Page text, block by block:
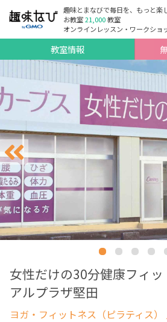
趣味とまなびで毎日を、もっと楽
お教室21,000教室
オンラインレッスン・ワークショ
教室情報
女性だけの30分健康フィ
アルプラザ堅田
ヨガ・フィットネス（ピラティス）